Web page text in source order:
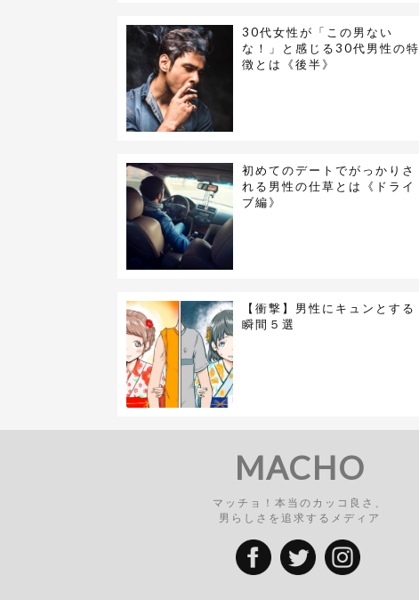
30代女性が「この男ない
な！」と感じる30代男性の特
徴とは《後半》
初めてのデートでがっかりさ
れる男性の仕草とは《ドライ
ブ編》
【衝撃】男性にキュンとする
瞬間５選
MACHO
マッチョ！本当のカッコ良さ、
男らしさを追求するメディア